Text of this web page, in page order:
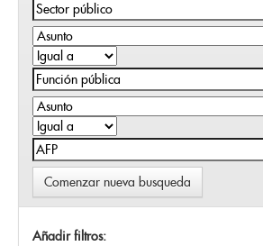
Comenzar nueva busqueda
Añadir filtros: